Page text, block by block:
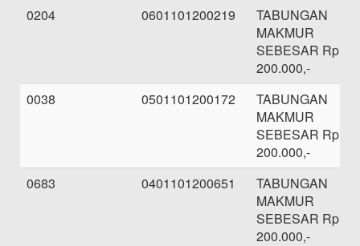
0204
0601101200219
TABUNGAN
MAKMUR
SEBESAR Rp.
200.000,-
0038
0501101200172
TABUNGAN
MAKMUR
SEBESAR Rp.
200.000,-
0683
0401101200651
TABUNGAN
MAKMUR
SEBESAR Rp.
200.000,-